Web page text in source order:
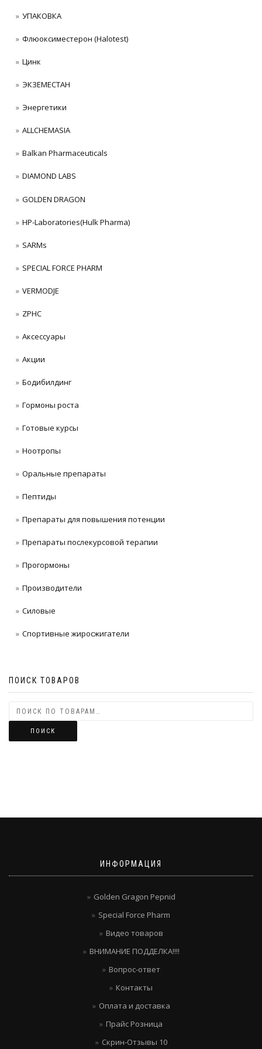
УПАКОВКА
Флюоксиместерон (Halotest)
Цинк
ЭКЗЕМЕСТАН
Энергетики
ALLCHEMASIA
Balkan Pharmaceuticals
DIAMOND LABS
GOLDEN DRAGON
HP-Laboratories(Hulk Pharma)
SARMs
SPECIAL FORCE PHARM
VERMODJE
ZPHC
Аксессуары
Акции
Бодибилдинг
Гормоны роста
Готовые курсы
Ноотропы
Оральные препараты
Пептиды
Препараты для повышения потенции
Препараты послекурсовой терапии
Прогормоны
Производители
Силовые
Спортивные жиросжигатели
ПОИСК ТОВАРОВ
ПОИСК
ИНФОРМАЦИЯ
Golden Gragon Pepnid
Special Force Pharm
Видео товаров
ВНИМАНИЕ ПОДДЕЛКА!!!!
Вопрос-ответ
Контакты
Оплата и доставка
Прайс Розница
Скрин-Отзывы 10